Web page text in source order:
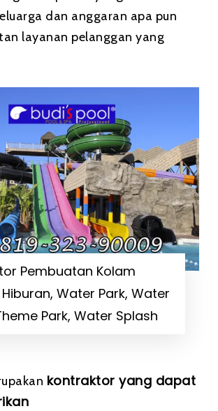
dan anggaran apa pun
layanan pelanggan yang
Pembuatan Kolam
Water Park, Water
Park, Water Splash
kontraktor yang dapat